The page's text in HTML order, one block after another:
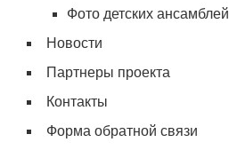
Фото детских ансамблей
Новости
Партнеры проекта
Контакты
Форма обратной связи